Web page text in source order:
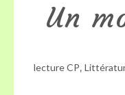
Un
lecture CP,